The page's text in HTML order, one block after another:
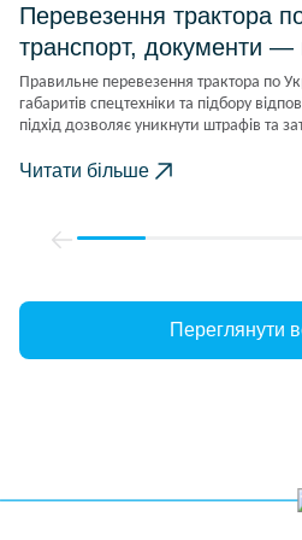
Перевезення трактора по
транспорт, документи —
Правильне перевезення трактора по
габаритів спецтехніки та підбору
підхід дозволяє уникнути штрафів та
Читати більше
Переглянути